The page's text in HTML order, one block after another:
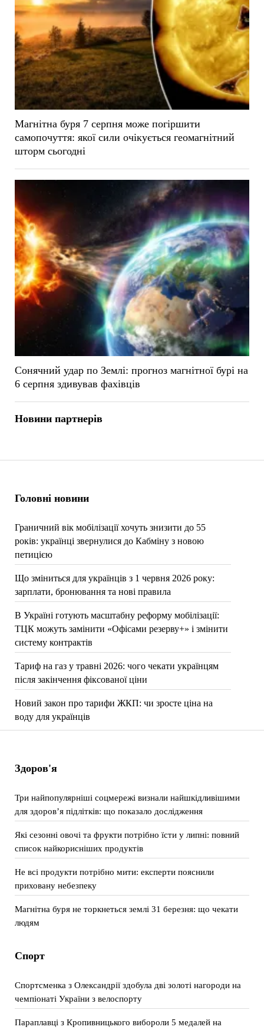
Головні новини
Граничний вік мобілізації хочуть знизити до 55
років: українці звернулися до Кабміну з новою
петицією
Що зміниться для українців з 1 червня 2026 року:
зарплати, бронювання та нові правила
В Україні готують масштабну реформу мобілізації:
ТЦК можуть замінити «Офісами резерву+» і змінити
систему контрактів
Тариф на газ у травні 2026: чого чекати українцям
після закінчення фіксованої ціни
Новий закон про тарифи ЖКП: чи зросте ціна на
воду для українців
Магнітна буря 7 серпня може погіршити
самопочуття: якої сили очікується геомагнітний
шторм сьогодні
Сонячний удар по Землі: прогноз магнітної бурі на
6 серпня здивував фахівців
Новини партнерів
Здоров'я
Три найпопулярніші соцмережі визнали найшкідливішими
для здоров’я підлітків: що показало дослідження
Які сезонні овочі та фрукти потрібно їсти у липні: повний
список найкорисніших продуктів
Не всі продукти потрібно мити: експерти пояснили
приховану небезпеку
Магнітна буря не торкнеться землі 31 березня: що чекати
людям
Спорт
Спортсменка з Олександрії здобула дві золоті нагороди на
чемпіонаті України з велоспорту
Параплавці з Кропивницького вибороли 5 медалей на